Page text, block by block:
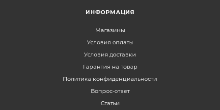
ИНФОРМАЦИЯ
Магазины
Условия оплаты
Условия доставки
Гарантия на товар
Политика конфиденциальности
Вопрос-ответ
Статьи